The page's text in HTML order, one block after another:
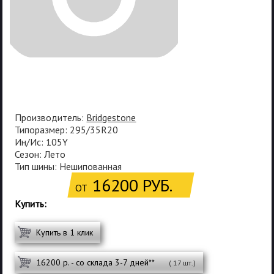
Производитель: Bridgestone
Типоразмер: 295/35R20
Ин/Ис: 105Y
Сезон: Лето
Тип шины: Нешипованная
ОТ 16200 РУБ.
Купить:
Купить в 1 клик
16200 р. - со склада 3-7 дней** ( 17 шт.)